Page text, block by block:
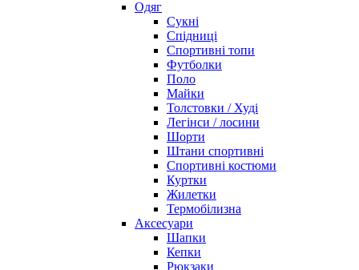
Одяг
Сукні
Спідниці
Спортивні топи
Футболки
Поло
Майки
Толстовки / Худі
Легінси / лосини
Шорти
Штани спортивні
Спортивні костюми
Куртки
Жилетки
Термобілизна
Аксесуари
Шапки
Кепки
Рюкзаки